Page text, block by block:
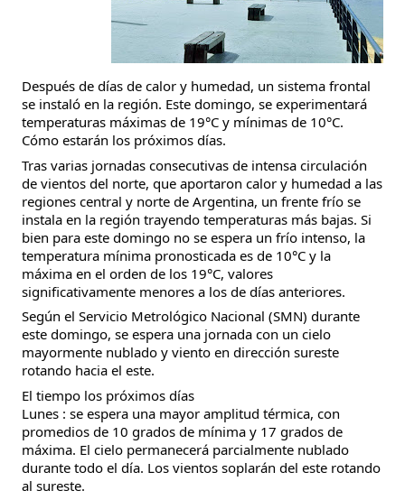
Después de días de calor y humedad, un sistema frontal
se instaló en la región. Este domingo, se experimentará
temperaturas máximas de 19°C y mínimas de 10°C.
Cómo estarán los próximos días.
Tras varias jornadas consecutivas de intensa circulación
de vientos del norte, que aportaron calor y humedad a las
regiones central y norte de Argentina, un frente frío se
instala en la región trayendo temperaturas más bajas. Si
bien para este domingo no se espera un frío intenso, la
temperatura mínima pronosticada es de 10°C y la
máxima en el orden de los 19°C, valores
significativamente menores a los de días anteriores.
Según el Servicio Metrológico Nacional (SMN) durante
este domingo, se espera una jornada con un cielo
mayormente nublado y viento en dirección sureste
rotando hacia el este.
El tiempo los próximos días
Lunes : se espera una mayor amplitud térmica, con
promedios de 10 grados de mínima y 17 grados de
máxima. El cielo permanecerá parcialmente nublado
durante todo el día. Los vientos soplarán del este rotando
al sureste.